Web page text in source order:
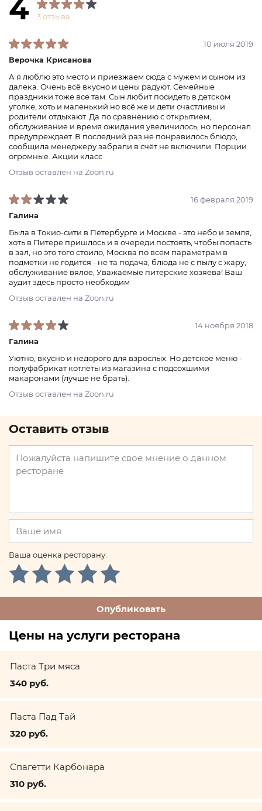
4 3 отзыва
Верочка Крисанова
10 июля 2019
А я люблю это место и приезжаем сюда с мужем и сыном из
далека. Очень всё вкусно и цены радуют. Семейные
праздники тоже все там. Сын любит посидеть в детском
уголке, хоть и маленький но всё же и дети счастливы и
родители отдыхают. Да по сравнению с открытием,
обслуживание и время ожидания увеличилось, но персонал
предупреждает. В последний раз не понравилось блюдо,
сообщила менеджеру забрали в счёт не включили. Порции
огромные. Акции класс
Отзыв оставлен на Zoon.ru
Галина
16 февраля 2019
Была в Токио-сити в Петербурге и Москве - это небо и земля,
хоть в Питере пришлось и в очереди постоять, чтобы попасть
в зал, но это того стоило, Москва по всем параметрам в
подметки не годится - не та подача, блюда не с пылу с жару,
обслуживание вялое, Уважаемые питерские хозяева! Ваш
аудит здесь просто необходим
Отзыв оставлен на Zoon.ru
Галина
14 ноября 2018
Уютно, вкусно и недорого для взрослых. Но детское меню -
полуфабрикат котлеты из магазина с подсохшими
макаронами (лучше не брать).
Отзыв оставлен на Zoon.ru
Оставить отзыв
Ваша оценка ресторану:
Опубликовать
Цены на услуги ресторана
Паста Три мяса
340 руб.
Паста Пад Тай
320 руб.
Спагетти Карбонара
310 руб.